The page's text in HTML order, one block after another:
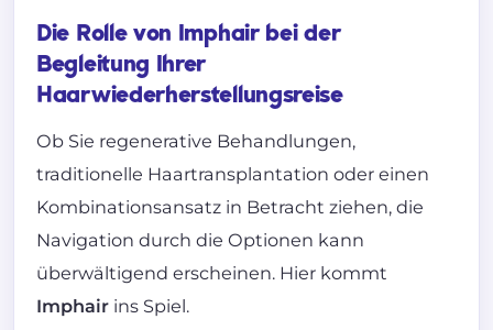
Die Rolle von Imphair bei der
Begleitung Ihrer
Haarwiederherstellungsreise
Ob Sie regenerative Behandlungen,
traditionelle Haartransplantation oder einen
Kombinationsansatz in Betracht ziehen, die
Navigation durch die Optionen kann
überwältigend erscheinen. Hier kommt
Imphair ins Spiel.